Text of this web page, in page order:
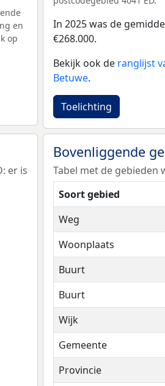
en
op
In 2025 was de
€268.000.
Bekijk ook de ranglijst
Betuwe.
Toelichting
er is
Bovenliggende
Tabel met de gebieden
Soort gebied
Weg
Woonplaats
Buurt
Buurt
Wijk
Gemeente
Provincie